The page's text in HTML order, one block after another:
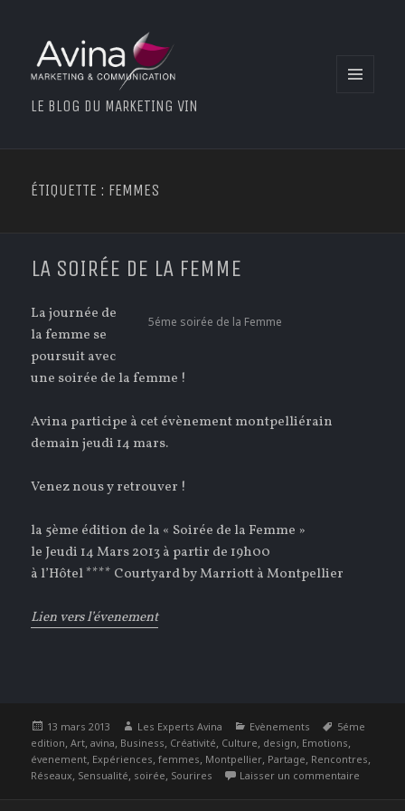
LE BLOG DU MARKETING VIN
ÉTIQUETTE : FEMMES
LA SOIRÉE DE LA FEMME
5éme soirée de la Femme
La journée de
la femme se
poursuit avec
une soirée de la femme !
Avina participe à cet évènement montpelliérain
demain jeudi 14 mars.
Venez nous y retrouver !
la 5ème édition de la « Soirée de la Femme »
le Jeudi 14 Mars 2013 à partir de 19h00
à l’Hôtel **** Courtyard by Marriott à Montpellier
Lien vers l’évenement
Publié
le
13 mars 2013 Auteur
Les Experts Avina Catégories
Evènements Étiquettes
5éme
edition,Art,avina, Business, Créativité, Culture, design, Emotions,
évenement, Expériences,femmes, Montpellier, Partage, Rencontres,
Réseaux, Sensualité, soirée, Sourires Laisser un commentaire